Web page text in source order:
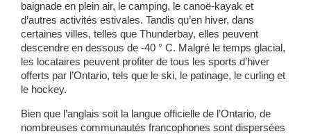
baignade en plein air, le camping, le canoë-kayak et
d’autres activités estivales. Tandis qu’en hiver, dans
certaines villes, telles que Thunderbay, elles peuvent
descendre en dessous de -40 ° C. Malgré le temps glacial,
les locataires peuvent profiter de tous les sports d’hiver
offerts par l’Ontario, tels que le ski, le patinage, le curling et
le hockey.
Bien que l’anglais soit la langue officielle de l’Ontario, de
nombreuses communautés francophones sont dispersées